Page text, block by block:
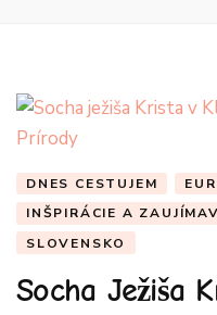
DNES CESTUJEM
INŠPIRÁCIE A
SLOVENSKO
Socha Ježiša